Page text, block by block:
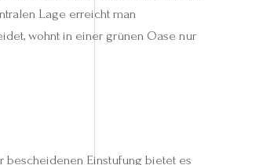
Lage erreicht man
wohnt in einer grünen Oase nur
bescheidenen Einstufung bietet es